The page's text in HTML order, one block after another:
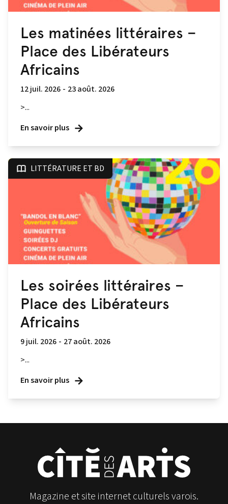
Les matinées littéraires –
Place des Libérateurs
Africains
12 juil. 2026 - 23 août. 2026
>...
En savoir plus
LITTÉRATURE ET BD
Les soirées littéraires –
Place des Libérateurs
Africains
9 juil. 2026 - 27 août. 2026
>...
En savoir plus
Magazine et site internet culturels varois.